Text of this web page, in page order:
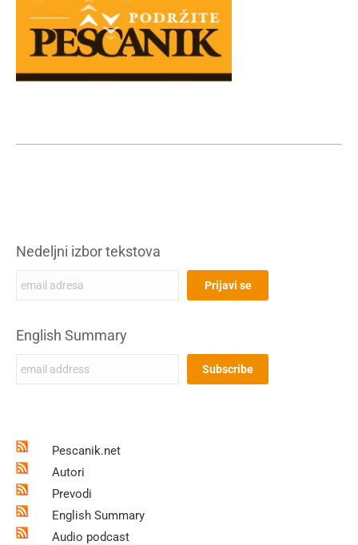
Nedeljni izbor tekstova
English Summary
Pescanik.net
Autori
Prevodi
English Summary
Audio podcast